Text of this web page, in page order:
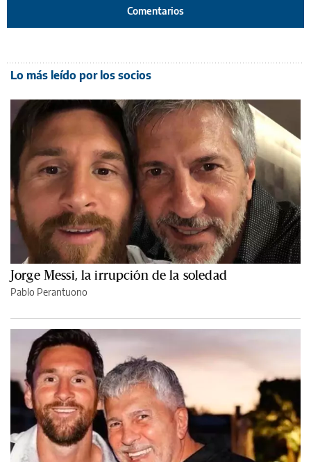
Comentarios
Lo más leído por los socios
Jorge Messi, la irrupción de la soledad
Pablo Perantuono